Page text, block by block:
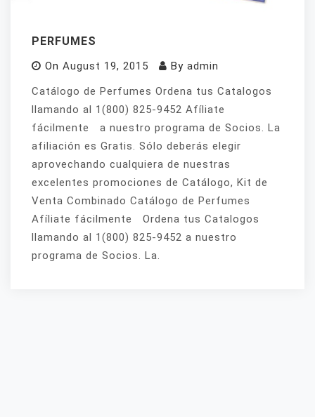
PERFUMES
On August 19, 2015 By admin
Catálogo de Perfumes Ordena tus Catalogos
llamando al 1(800) 825-9452 Afíliate
fácilmente a nuestro programa de Socios. La
afiliación es Gratis. Sólo deberás elegir
aprovechando cualquiera de nuestras
excelentes promociones de Catálogo, Kit de
Venta Combinado Catálogo de Perfumes
Afíliate fácilmente Ordena tus Catalogos
llamando al 1(800) 825-9452 a nuestro
programa de Socios. La.